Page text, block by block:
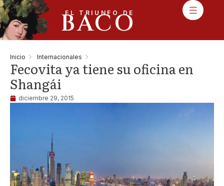
EL TRIUNFO DE
BACO
Inicio Internacionales
Fecovita ya tiene su oficina en
Shangái
diciembre 29, 2015